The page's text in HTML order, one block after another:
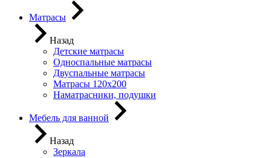
Матрасы
Назад
Детские матрасы
Односпальные матрасы
Двуспальные матрасы
Матрасы 120х200
Наматрасники, подушки
Мебель для ванной
Назад
Зеркала